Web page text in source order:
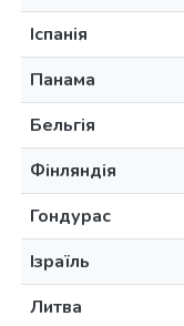
Іспанія
Панама
Бельгія
Фінляндія
Гондурас
Ізраїль
Литва